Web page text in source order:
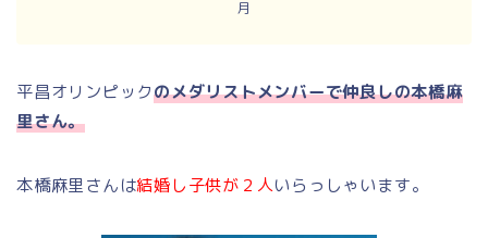
月
平昌オリンピックのメダリストメンバーで仲良しの本橋麻
里さん。
本橋麻里さんは結婚し子供が２人いらっしゃいます。